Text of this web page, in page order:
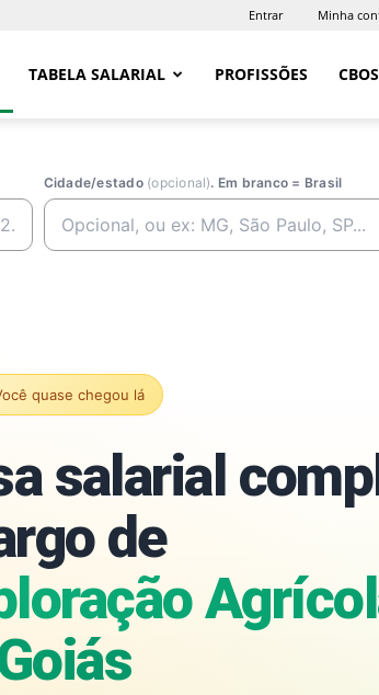
Entrar Minha
TABELA SALARIAL PROFISSÕES CBOS
Cidade/estado (opcional). Em branco = Brasil
quase chegou lá
salarial
de